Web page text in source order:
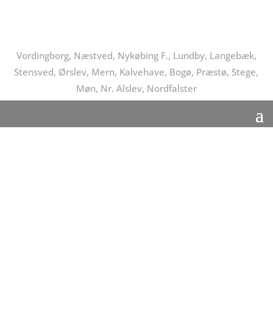
Vordingborg, Næstved, Nykøbing F., Lundby, Langebæk,
Stensved, Ørslev, Mern, Kalvehave, Bogø, Præstø, Stege,
Møn, Nr. Alslev, Nordfalster